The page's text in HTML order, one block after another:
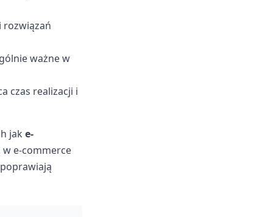
rozwiązań
ważne w
czas realizacji i
jak e-
w e-commerce